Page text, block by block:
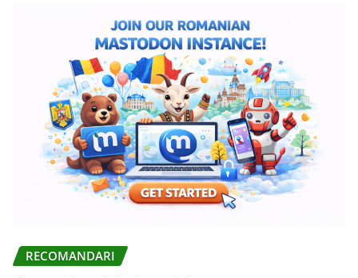
RECOMANDARI